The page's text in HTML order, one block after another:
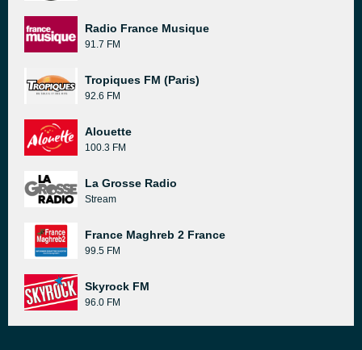
Radio France Musique
91.7 FM
Tropiques FM (Paris)
92.6 FM
Alouette
100.3 FM
La Grosse Radio
Stream
France Maghreb 2 France
99.5 FM
Skyrock FM
96.0 FM